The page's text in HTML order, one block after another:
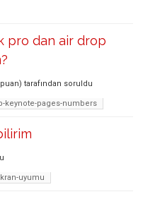
pro dan air drop
puan) tarafından soruldu
keynote-pages-numbers
uyumu